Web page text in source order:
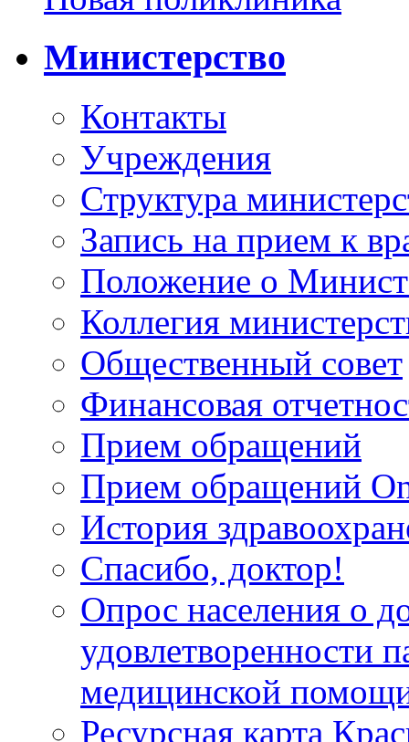
Министерство
Контакты
Учреждения
Структура
Запись на прием к
Положение о
Коллегия
Общественный совет
Финансовая
Прием обращений
Прием обращений
История
Спасибо, доктор!
Опрос населения о
удовлетворенности
медицинской
Ресурсная карта